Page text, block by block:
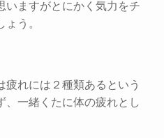
いますがとにかく気力をチ
う。
疲れには２種類あるという
、一緒くたに体の疲れとし